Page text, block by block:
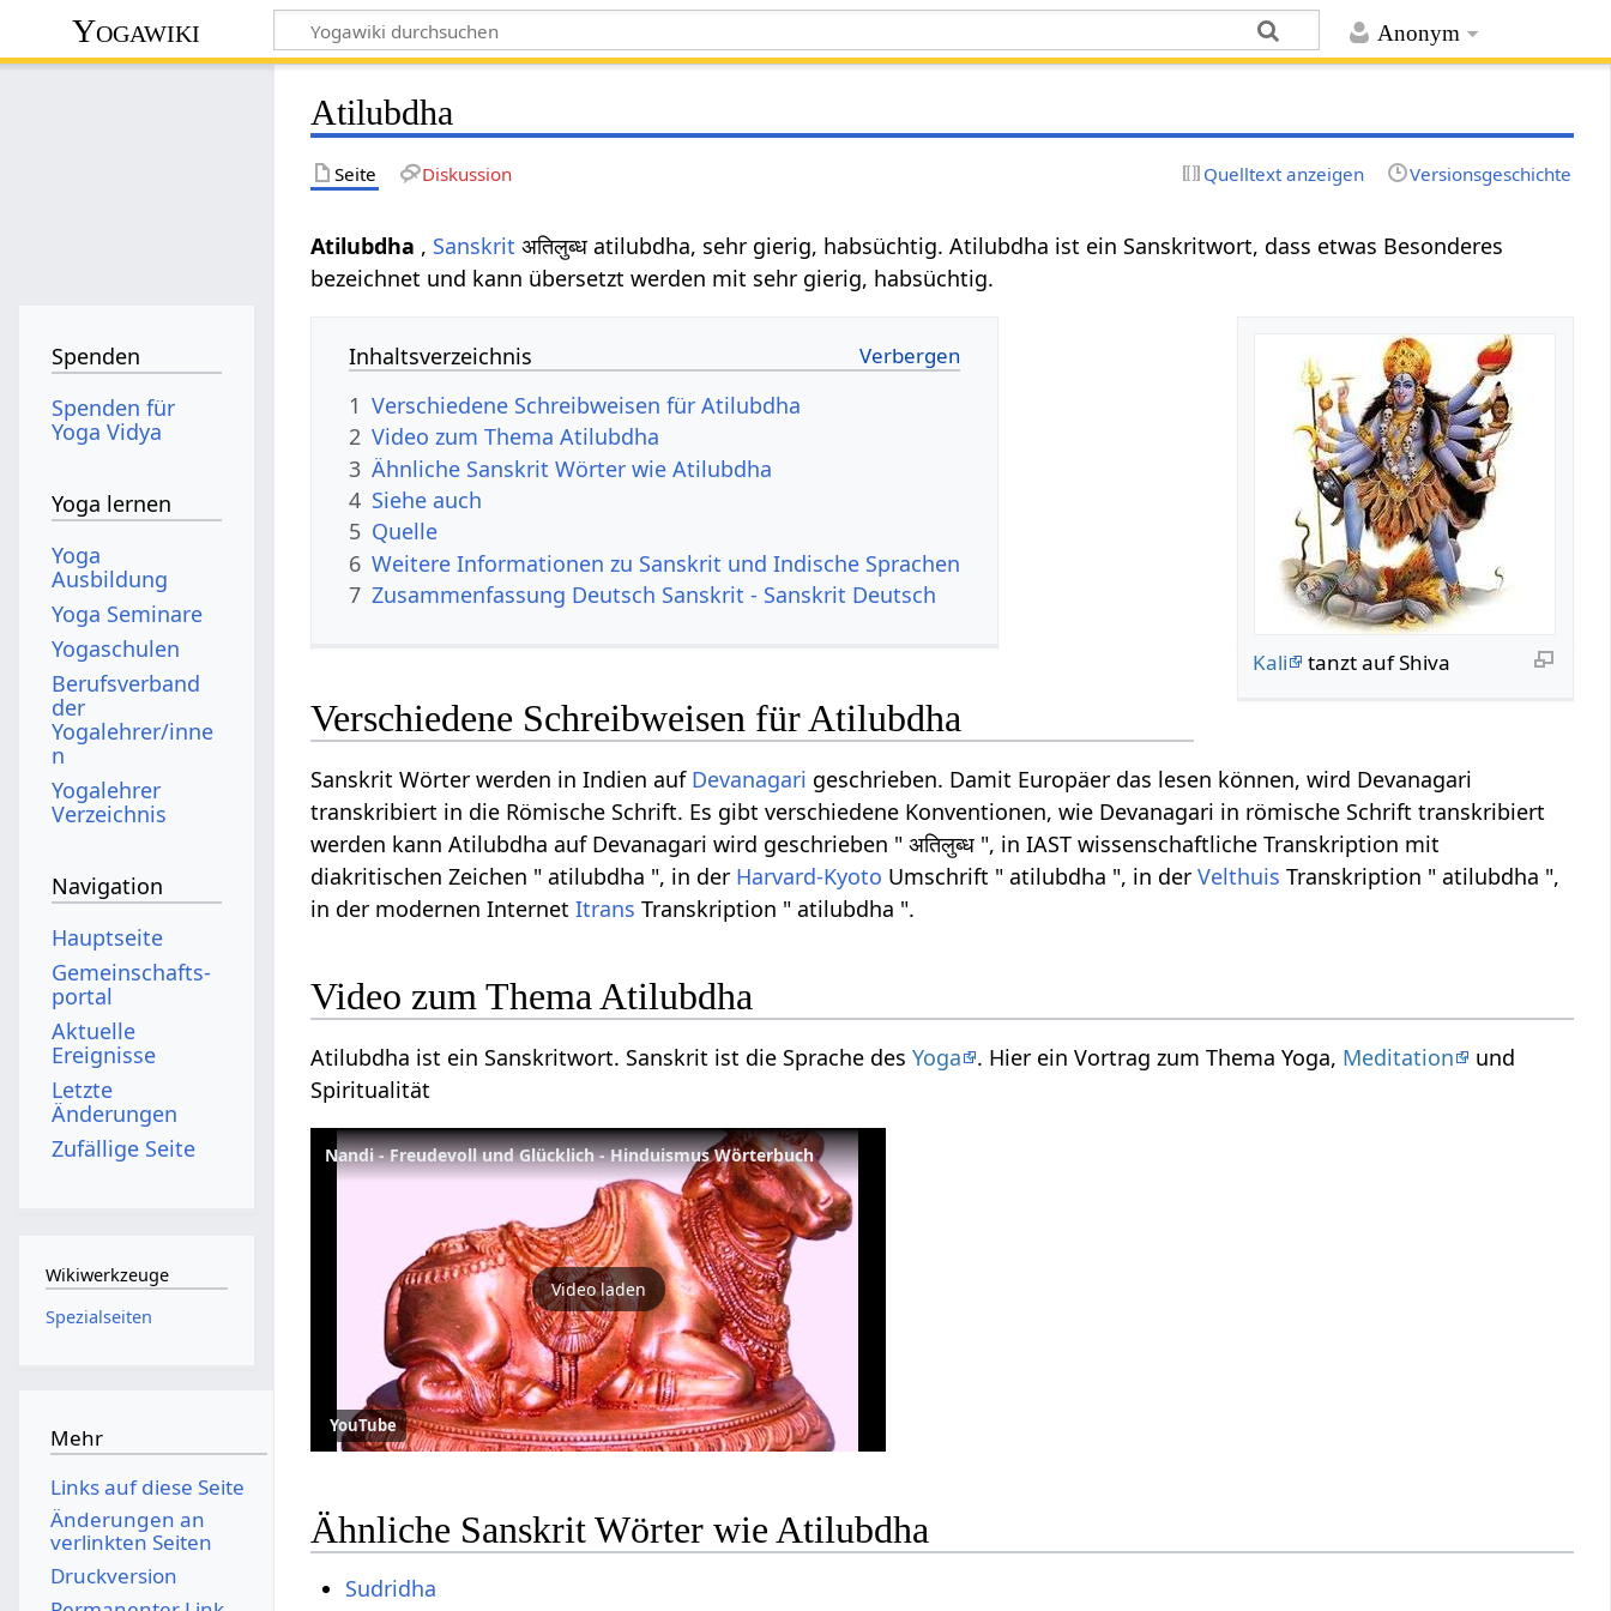
Anonym
Yogawiki
Atilubdha
Seite Diskussion Quelltext anzeigen Versionsgeschichte
Atilubdha , Sanskrit अतिलुब्ध atilubdha, sehr gierig, habsüchtig. Atilubdha ist ein Sanskritwort, dass etwas Besonderes
bezeichnet und kann übersetzt werden mit sehr gierig, habsüchtig.
Kali tanzt auf Shiva
Inhaltsverzeichnis
1 Verschiedene Schreibweisen für Atilubdha
2 Video zum Thema Atilubdha
3 Ähnliche Sanskrit Wörter wie Atilubdha
4 Siehe auch
5 Quelle
6 Weitere Informationen zu Sanskrit und Indische Sprachen
7 Zusammenfassung Deutsch Sanskrit - Sanskrit Deutsch
Verschiedene Schreibweisen für Atilubdha
Sanskrit Wörter werden in Indien auf Devanagari geschrieben. Damit Europäer das lesen können, wird Devanagari
transkribiert in die Römische Schrift. Es gibt verschiedene Konventionen, wie Devanagari in römische Schrift transkribiert
werden kann Atilubdha auf Devanagari wird geschrieben " अतिलुब्ध ", in IAST wissenschaftliche Transkription mit
diakritischen Zeichen " atilubdha ", in der Harvard-Kyoto Umschrift " atilubdha ", in derVelthuis Transkription " atilubdha ",
in der modernen InternetItrans Transkription " atilubdha ".
Video zum Thema Atilubdha
Atilubdha ist ein Sanskritwort. Sanskrit ist die Sprache desYoga . Hier ein Vortrag zum Thema Yoga, Meditation
und
Spiritualität
Nandi - Freudevoll und Glücklich - Hinduismus Wörterbuch
Video laden
YouTube
Ähnliche Sanskrit Wörter wie Atilubdha
Sudridha
Spenden
Spenden für
Yoga Vidya
Yoga lernen
Yoga
Ausbildung
Yoga Seminare
Yogaschulen
Berufsverband
der
Yogalehrer/inne
n
Yogalehrer
Verzeichnis
Navigation
Hauptseite
Gemeinschafts­
portal
Aktuelle
Ereignisse
Letzte
Änderungen
Zufällige Seite
Wikiwerkzeuge
Spezialseiten
Mehr
Links auf diese Seite
Änderungen an
verlinkten Seiten
Druckversion